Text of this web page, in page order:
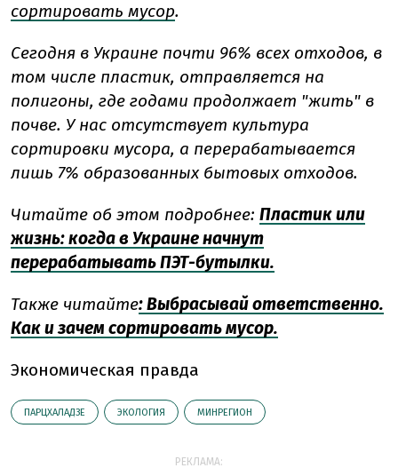
сортировать мусор.
Сегодня в Украине почти 96% всех отходов, в
том числе пластик, отправляется на
полигоны, где годами продолжает "жить" в
почве. У нас отсутствует культура
сортировки мусора, а перерабатывается
лишь 7% образованных бытовых отходов.
Читайте об этом подробнее: Пластик или
жизнь: когда в Украине начнут
перерабатывать ПЭТ-бутылки.
Также читайте: Выбрасывай ответственно.
Как и зачем сортировать мусор.
Экономическая правда
ПАРЦХАЛАДЗЕ ЭКОЛОГИЯ МИНРЕГИОН
РЕКЛАМА: